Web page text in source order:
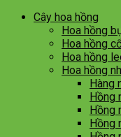
Cây hoa hồng
Hoa hồng
Hoa hồng
Hoa hồng
Hoa hồng
Hàng
Hồng
Hồng
Hồng